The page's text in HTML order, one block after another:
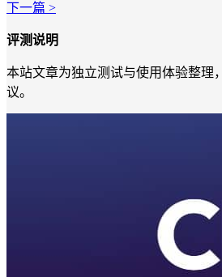
下一篇 >
评测说明
本站文章为独立测试与使用体验整理
议。